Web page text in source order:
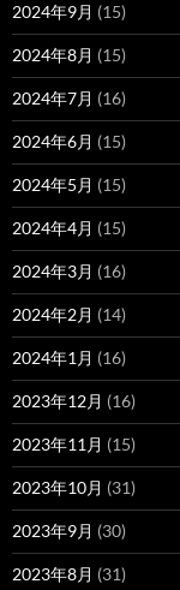
2024年9月 (15)
2024年8月 (15)
2024年7月 (16)
2024年6月 (15)
2024年5月 (15)
2024年4月 (15)
2024年3月 (16)
2024年2月 (14)
2024年1月 (16)
2023年12月 (16)
2023年11月 (15)
2023年10月 (31)
2023年9月 (30)
2023年8月 (31)